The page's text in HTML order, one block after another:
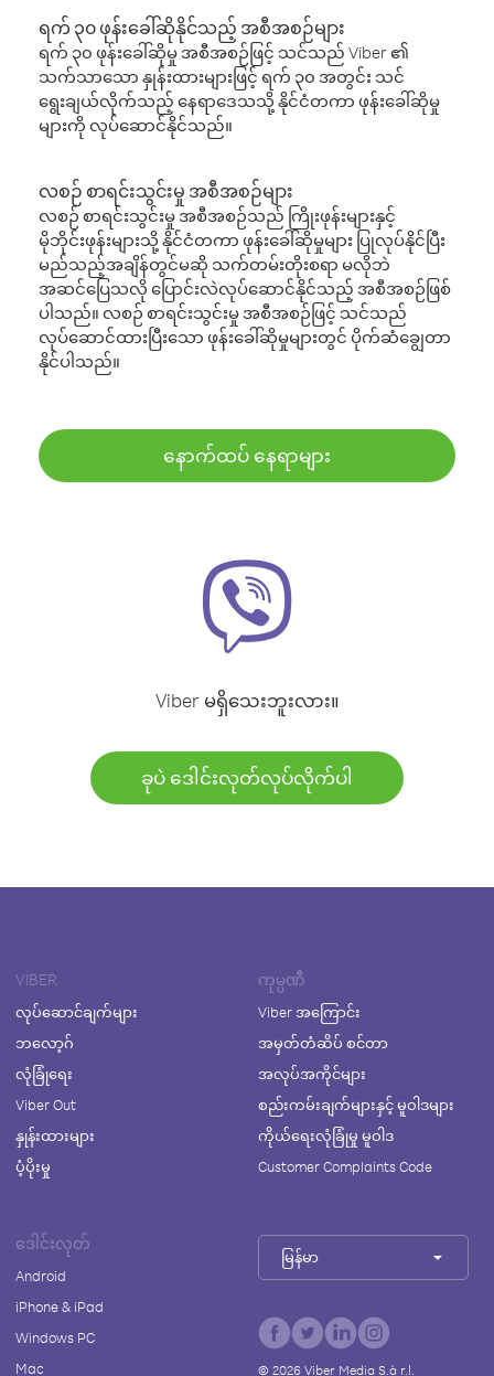
ရက် ၃၀ ဖုန်းခေါ်ဆိုနိုင်သည့် အစီအစဉ်များ
ရက် ၃၀ ဖုန်းခေါ်ဆိုမှု အစီအစဉ်ဖြင့် သင်သည် Viber ၏
သက်သာသော နှုန်းထားများဖြင့် ရက် ၃၀ အတွင်း သင်
ရွေးချယ်လိုက်သည့် နေရာဒေသသို့ နိုင်ငံတကာ ဖုန်းခေါ်ဆိုမှု
များကို လုပ်ဆောင်နိုင်သည်။
လစဉ် စာရင်းသွင်းမှု အစီအစဉ်များ
လစဉ် စာရင်းသွင်းမှု အစီအစဉ်သည် ကြိုးဖုန်းများနှင့်
မိုဘိုင်းဖုန်းများသို့ နိုင်ငံတကာ ဖုန်းခေါ်ဆိုမှုများ ပြုလုပ်နိုင်ပြီး
မည်သည့်အချိန်တွင်မဆို သက်တမ်းတိုးစရာ မလိုဘဲ
အဆင်ပြေသလို ပြောင်းလဲလုပ်ဆောင်နိုင်သည့် အစီအစဉ်ဖြစ်
ပါသည်။ လစဉ် စာရင်းသွင်းမှု အစီအစဉ်ဖြင့် သင်သည်
လုပ်ဆောင်ထားပြီးသော ဖုန်းခေါ်ဆိုမှုများတွင် ပိုက်ဆံချွေတာ
နိုင်ပါသည်။
နောက်ထပ် နေရာများ
Viber မရှိသေးဘူးလား။
ခုပဲ ဒေါင်းလုတ်လုပ်လိုက်ပါ
VIBER
လုပ်ဆောင်ချက်များ
ဘလော့ဂ်
လုံခြုံရေး
Viber Out
နှုန်းထားများ
ပံ့ပိုးမှု
ကုမ္ပဏီ
Viber အကြောင်း
အမှတ်တံဆိပ် စင်တာ
အလုပ်အကိုင်များ
စည်းကမ်းချက်များနှင့် မူဝါဒများ
ကိုယ်ရေးလုံခြုံမှု မူဝါဒ
Customer Complaints Code
ဒေါင်းလုတ်
Android
iPhone & iPad
Windows PC
Mac
မြန်မာ
© 2026Viber Media S.à r.l.